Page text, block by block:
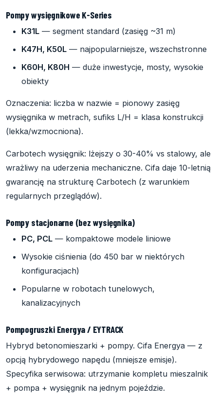
Pompy wysięgnikowe K-Series
K31L — segment standard (zasięg ~31 m)
K47H, K50L — najpopularniejsze, wszechstronne
K60H, K80H — duże inwestycje, mosty, wysokie
obiekty
Oznaczenia: liczba w nazwie = pionowy zasięg
wysięgnika w metrach, sufiks L/H = klasa konstrukcji
(lekka/wzmocniona).
Carbotech wysięgnik: lżejszy o 30-40% vs stalowy, ale
wrażliwy na uderzenia mechaniczne. Cifa daje 10-letnią
gwarancję na strukturę Carbotech (z warunkiem
regularnych przeglądów).
Pompy stacjonarne (bez wysięgnika)
PC, PCL — kompaktowe modele liniowe
Wysokie ciśnienia (do 450 bar w niektórych
konfiguracjach)
Popularne w robotach tunelowych,
kanalizacyjnych
Pompogruszki Energya / EYTRACK
Hybryd betonomieszarki + pompy. Cifa Energya — z
opcją hybrydowego napędu (mniejsze emisje).
Specyfika serwisowa: utrzymanie kompletu mieszalnik
+ pompa + wysięgnik na jednym pojeździe.